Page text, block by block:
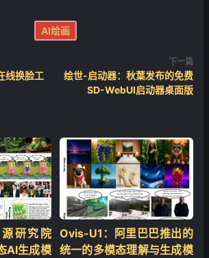
AI绘画
线换脸工
下一篇
绘世-启动器：秋葉发布的免费
SD-WebUI启动器桌面版
研究院
AI生成模
Ovis-U1：阿里巴巴推出的
统一的多模态理解与生成模